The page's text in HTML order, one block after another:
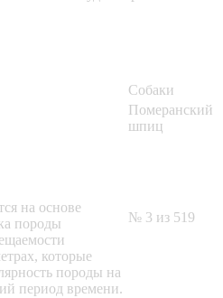
Собаки
Померанский
шпиц
на основе
породы
которые
породы на
период времени.
№ 3 из 519